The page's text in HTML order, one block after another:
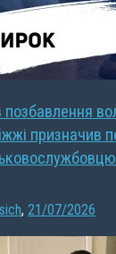
позбавлення
призначив
, 21/07/2026